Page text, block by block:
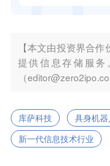
【本文由投资界合
提供信息存储服
（
库萨科技 具身机器
新一代信息技术行业